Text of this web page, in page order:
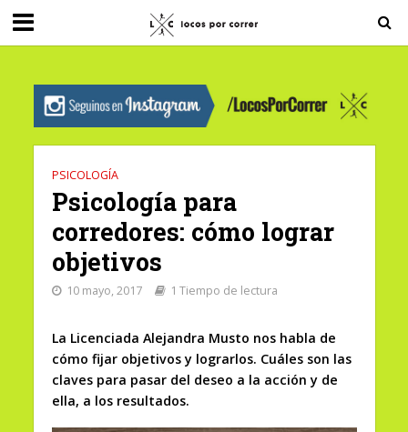
G-0X2PD3RFLV
PSICOLOGÍA
Psicología para
corredores: cómo lograr
objetivos
10 mayo, 2017 1 Tiempo de lectura
La Licenciada Alejandra Musto nos habla de
cómo fijar objetivos y lograrlos. Cuáles son las
claves para pasar del deseo a la acción y de
ella, a los resultados.